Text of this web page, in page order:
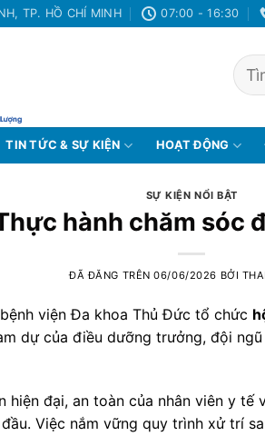
TP. HỒ CHÍ MINH 07:00 - 16:30
TIN TỨC & SỰ KIỆN HOẠT ĐỘNG
SỰ KIỆN NỔI BẬT
hành chăm sóc
ĐÃ ĐĂNG TRÊN06/06/2026 BỞI
viện Đa khoa Thủ Đức tổ chức
dự của điều dưỡng trưởng, đội
hiện đại, an toàn của nhân viên y tế
Việc nắm vững quy trình xử trí